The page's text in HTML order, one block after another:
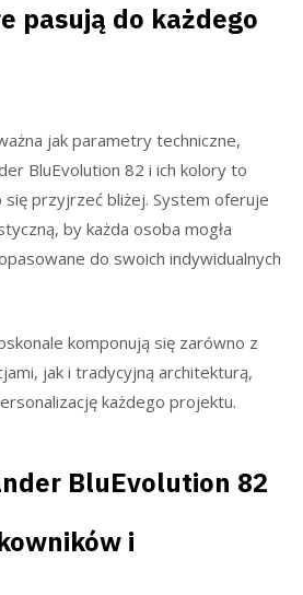
pasują do każdego
jak parametry techniczne,
BluEvolution 82 i ich kolory to
przyjrzeć bliżej. System oferuje
by każda osoba mogła
do swoich indywidualnych
komponują się zarówno z
jak i tradycyjną architekturą,
każdego projektu.
BluEvolution 82
i